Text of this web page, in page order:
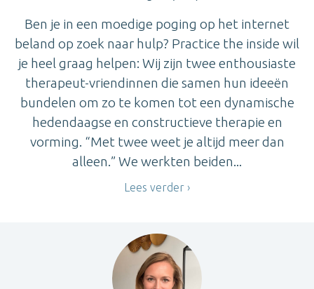
Ben je in een moedige poging op het internet
beland op zoek naar hulp? Practice the inside wil
je heel graag helpen: Wij zijn twee enthousiaste
therapeut-vriendinnen die samen hun ideeën
bundelen om zo te komen tot een dynamische
hedendaagse en constructieve therapie en
vorming. “Met twee weet je altijd meer dan
alleen.” We werkten beiden...
Lees verder